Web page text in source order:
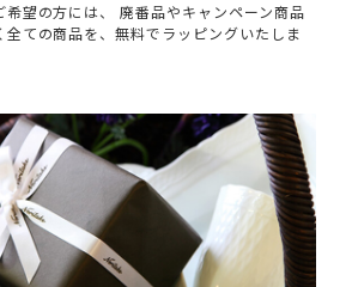
希望の方には、 廃番品やキャンペーン商品
全ての商品を、無料でラッピングいたしま